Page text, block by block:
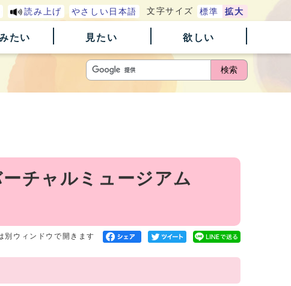
読み上げ やさしい日本語 文字サイズ 標準 拡大
たい 見たい 欲しい
検索
チャルミュージアム
別ウィンドウで開きます